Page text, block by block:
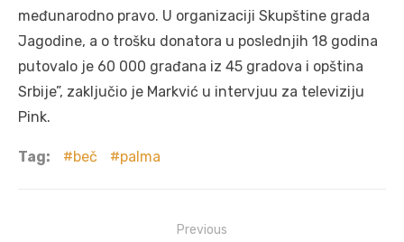
međunarodno pravo. U organizaciji Skupštine grada
Jagodine, a o trošku donatora u poslednjih 18 godina
putovalo je 60 000 građana iz 45 gradova i opština
Srbije”, zaključio je Markvić u intervjuu za televiziju
Pink.
Tag: beč palma
Previous